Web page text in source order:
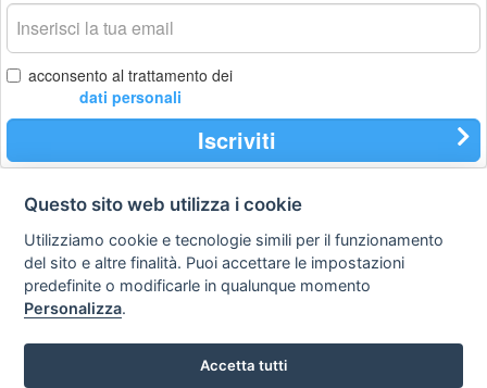
La
tua
email
acconsento al trattamento dei
dati personali
Iscriviti
Contatti
Privacy
policy
legale
Preferenze cookie
STA Sunny Travel Agency
Questo sito web utilizza i cookie
Utilizziamo cookie e tecnologie simili per il funzionamento
del sito e altre finalità. Puoi accettare le impostazioni
predefinite o modificarle in qualunque momento
Personalizza.
Accetta tutti